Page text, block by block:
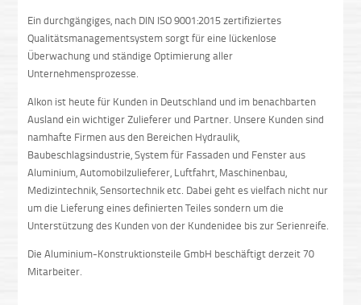
Ein durchgängiges, nach DIN ISO 9001:2015 zertifiziertes
Qualitätsmanagementsystem sorgt für eine lückenlose
Überwachung und ständige Optimierung aller
Unternehmensprozesse.
Alkon ist heute für Kunden in Deutschland und im benachbarten
Ausland ein wichtiger Zulieferer und Partner. Unsere Kunden sind
namhafte Firmen aus den Bereichen Hydraulik,
Baubeschlagsindustrie, System für Fassaden und Fenster aus
Aluminium, Automobilzulieferer, Luftfahrt, Maschinenbau,
Medizintechnik, Sensortechnik etc. Dabei geht es vielfach nicht nur
um die Lieferung eines definierten Teiles sondern um die
Unterstützung des Kunden von der Kundenidee bis zur Serienreife.
Die Aluminium-Konstruktionsteile GmbH beschäftigt derzeit 70
Mitarbeiter.